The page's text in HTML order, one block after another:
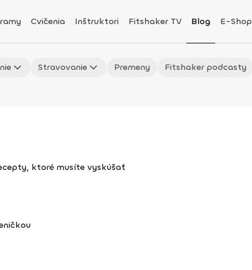
Cvičenia Inštruktori Fitshaker TV Blog E-Shop
Stravovanie Premeny Fitshaker podcasty
ktoré musíte vyskúšať